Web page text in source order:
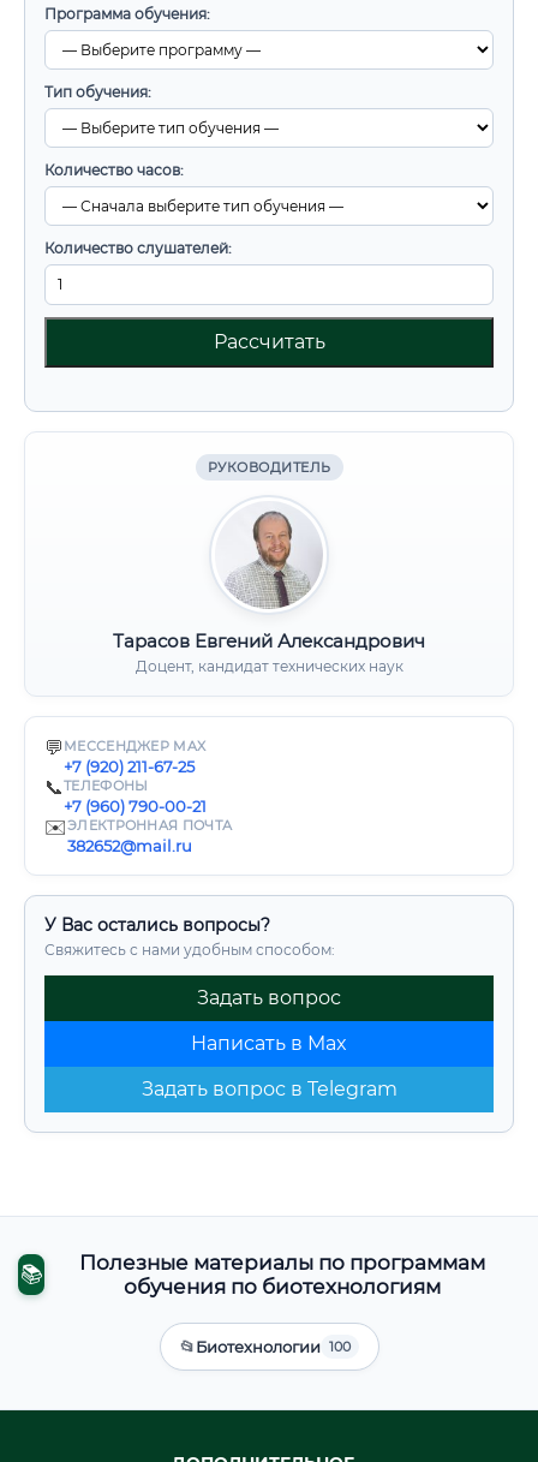
Программа обучения:
Тип обучения:
Количество часов:
Количество слушателей:
Рассчитать
РУКОВОДИТЕЛЬ
Тарасов Евгений Александрович
Доцент, кандидат технических наук
💬 МЕССЕНДЖЕР MAX
+7 (920) 211-67-25
📞ТЕЛЕФОНЫ
+7 (960) 790-00-21
✉️ЭЛЕКТРОННАЯ ПОЧТА
382652@mail.ru
У Вас остались вопросы?
Свяжитесь с нами удобным способом:
Задать вопрос
Написать в Max
Задать вопрос в Telegram
📚
Полезные материалы по программам
обучения по биотехнологиям
📂Биотехнологии 100